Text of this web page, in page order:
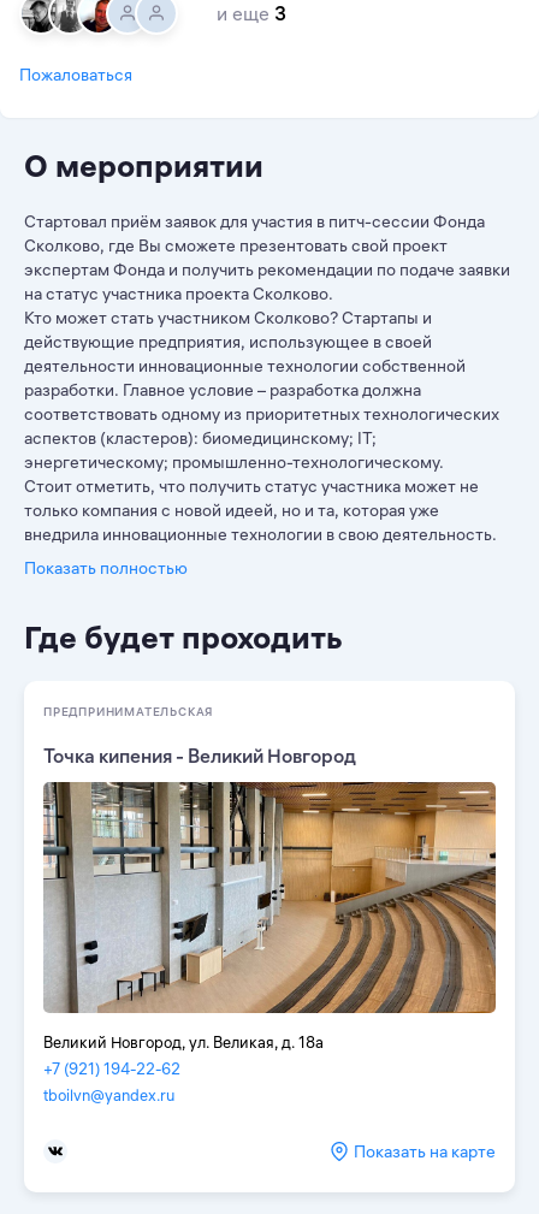
и еще 3
Пожаловаться
О мероприятии
Стартовал приём заявок для участия в питч-сессии Фонда
Сколково, где Вы сможете презентовать свой проект
экспертам Фонда и получить рекомендации по подаче заявки
на статус участника проекта Сколково.
Кто может стать участником Сколково? Стартапы и
действующие предприятия, использующее в своей
деятельности инновационные технологии собственной
разработки. Главное условие – разработка должна
соответствовать одному из приоритетных технологических
аспектов (кластеров): биомедицинскому; IT;
энергетическому; промышленно-технологическому.
Стоит отметить, что получить статус участника может не
только компания с новой идеей, но и та, которая уже
внедрила инновационные технологии в свою деятельность.
Показать полностью
Где будет проходить
ПРЕДПРИНИМАТЕЛЬСКАЯ
Точка кипения - Великий Новгород
Великий Новгород, ул. Великая, д. 18а
+7 (921) 194-22-62
tboilvn@yandex.ru
Показать на карте